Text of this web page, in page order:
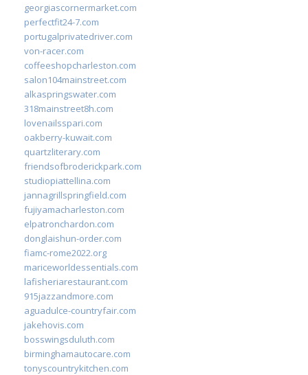
georgiascornermarket.com
perfectfit24-7.com
portugalprivatedriver.com
von-racer.com
coffeeshopcharleston.com
salon104mainstreet.com
alkaspringswater.com
318mainstreet8h.com
lovenailsspari.com
oakberry-kuwait.com
quartzliterary.com
friendsofbroderickpark.com
studiopiattellina.com
jannagrillspringfield.com
fujiyamacharleston.com
elpatronchardon.com
donglaishun-order.com
fiamc-rome2022.org
mariceworldessentials.com
lafisheriarestaurant.com
915jazzandmore.com
aguadulce-countryfair.com
jakehovis.com
bosswingsduluth.com
birminghamautocare.com
tonyscountrykitchen.com